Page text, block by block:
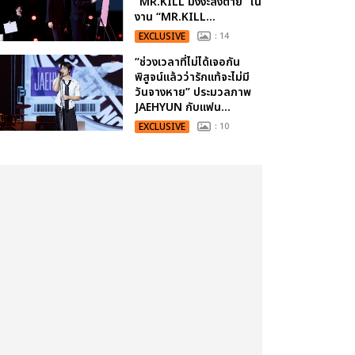
งาน “MR.KILL...
EXCLUSIVE : 14
“ช่วงเวลาที่ไม่ได้เจอกัน
พิสูจน์แล้วว่ารักแท้จะไม่มี
วันจางหาย” ประมวลภาพ
JAEHYUN กับแฟน...
EXCLUSIVE : 10